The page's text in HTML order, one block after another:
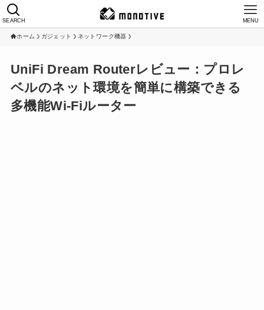
SEARCH MENU
ホーム ガジェット ネットワーク機器
UniFi Dream Routerレビュー：プロレ
ベルのネット環境を簡単に構築できる
多機能Wi-Fiルーター